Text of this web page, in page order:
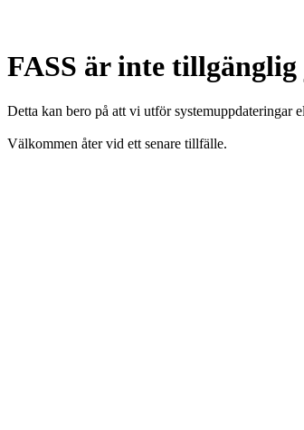
FASS är inte
Detta kan bero på att vi utför systemuppdateringar
Välkommen åter vid ett senare tillfälle.